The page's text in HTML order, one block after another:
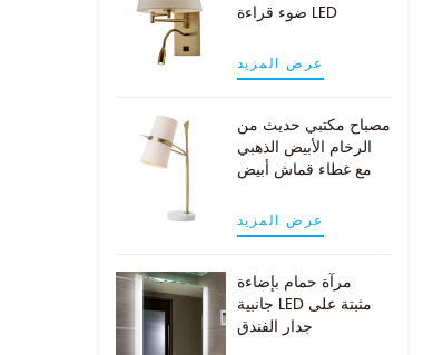
ضوء قراءة LED
عرض المزيد
مصباح مكتبي حديث من
الرخام الأبيض الذهبي
مع غطاء قماش أبيض
عرض المزيد
مرآة حمام بإضاءة
جانبية LED مثبتة على
جدار الفندق